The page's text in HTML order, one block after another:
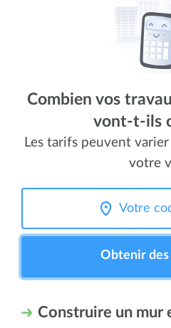
Combien vos
vont-t-ils
Les tarifs peuvent
votre
Obtenir des
Construire un mur